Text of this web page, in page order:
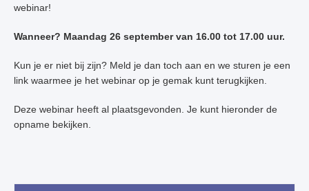
webinar!
Wanneer? Maandag 26 september van 16.00 tot 17.00 uur.
Kun je er niet bij zijn? Meld je dan toch aan en we sturen je een
link waarmee je het webinar op je gemak kunt terugkijken.
Deze webinar heeft al plaatsgevonden. Je kunt hieronder de
opname bekijken.